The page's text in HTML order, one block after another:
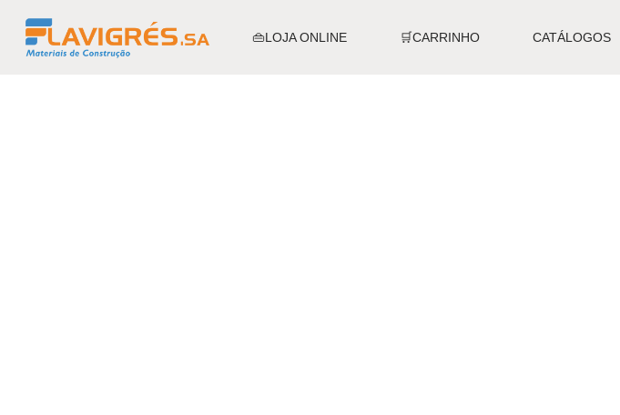
👜LOJA ONLINE 🛒CARRINHO CATÁLOGOS